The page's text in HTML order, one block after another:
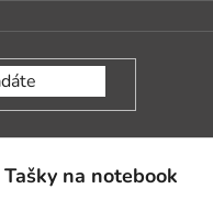
Tašky na notebook